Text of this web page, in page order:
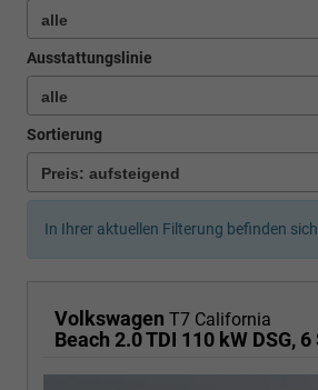
Ausstattungslinie
Sortierung
In Ihrer aktuellen Filterung befinden sich
Volkswagen T7 California